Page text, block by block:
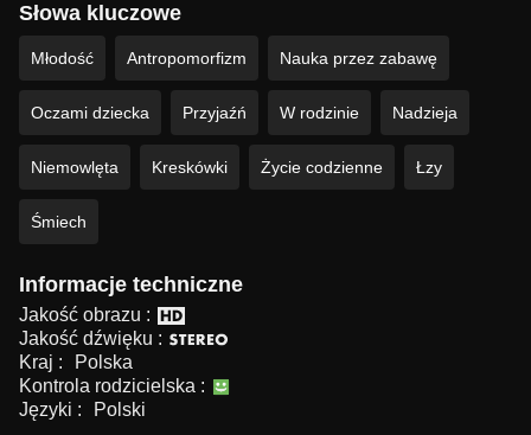
Słowa kluczowe
Młodość Antropomorfizm Nauka przez zabawę
Oczami dziecka Przyjaźń W rodzinie Nadzieja
Niemowlęta Kreskówki Życie codzienne Łzy
Śmiech
Informacje techniczne
Jakość obrazu :
Jakość dźwięku :
Kraj :
Polska
Kontrola rodzicielska :
Języki :
Polski